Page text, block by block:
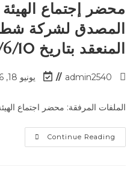
محضر إجتماع الهيئة
المصدق لشركة شط
المنعقد بتاريخ 2026/6/10
admin2540 يونيو 18, 2026
الملفات المرفقة: محضر اجتماع
Continue Reading